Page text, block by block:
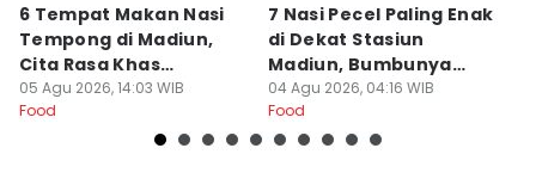
6 Tempat Makan Nasi
Tempong di Madiun,
Cita Rasa Khas
Banyuwangi
05 Agu 2026, 14:03 WIB
Food
7 Nasi Pecel Paling Enak
di Dekat Stasiun
Madiun, Bumbunya
Khas
04 Agu 2026, 04:16 WIB
Food